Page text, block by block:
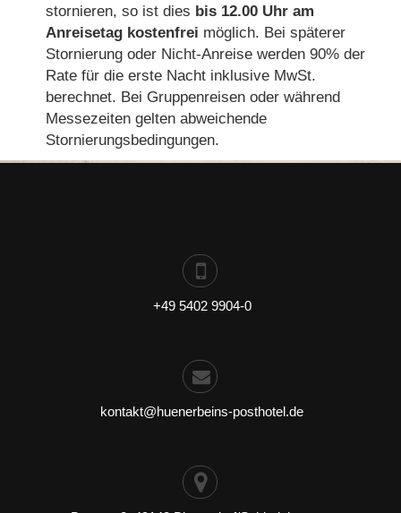
stornieren, so ist dies bis 12.00 Uhr am
Anreisetag kostenfrei möglich. Bei späterer
Stornierung oder Nicht-Anreise werden 90% der
Rate für die erste Nacht inklusive MwSt.
berechnet. Bei Gruppenreisen oder während
Messezeiten gelten abweichende
Stornierungsbedingungen.
+49 5402 9904-0
kontakt@huenerbeins-posthotel.de